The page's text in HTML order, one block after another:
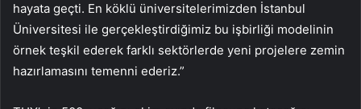
hayata geçti. En köklü üniversitelerimizden İstanbul
Üniversitesi ile gerçekleştirdiğimiz bu işbirliği modelinin
örnek teşkil ederek farklı sektörlerde yeni projelere zemin
hazırlamasını temenni ederiz.”